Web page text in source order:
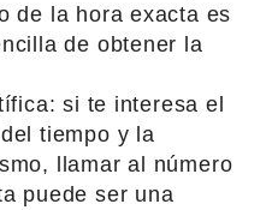
de la hora exacta es
de obtener la
si te interesa el
tiempo y la
llamar al número
puede ser una